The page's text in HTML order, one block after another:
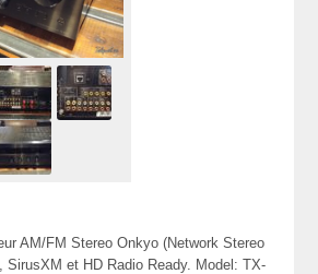
AM/FM Stereo Onkyo (Network Stereo
SirusXM et HD Radio Ready. Model: TX-